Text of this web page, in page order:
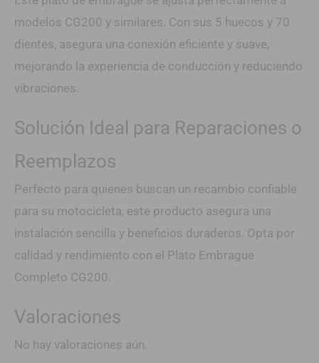
modelos CG200 y similares. Con sus 5 huecos y 70
dientes, asegura una conexión eficiente y suave,
mejorando la experiencia de conducción y reduciendo
vibraciones.
Solución Ideal para Reparaciones o
Reemplazos
Perfecto para quienes buscan un recambio confiable
para su motocicleta, este producto asegura una
instalación sencilla y beneficios duraderos. Opta por
calidad y rendimiento con el Plato Embrague
Completo CG200.
Valoraciones
No hay valoraciones aún.